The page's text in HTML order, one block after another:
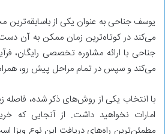
یوسف جناحی به‌ عنوان یکی از باسابقه‌ترین
می‌کند در کوتاه‌ترین زمان ممکن به آن
جناحی با ارائه مشاوره تخصصی رایگان،
می‌کند و سپس در تمام مراحل پیش رو،
با انتخاب یکی از روش‌های ذکر شده، فاصله
امارات نخواهید داشت. از آنجایی که
مطمئن‌ترین راه‌های دریافت این نوع ویزا